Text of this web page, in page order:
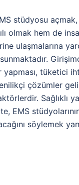
stüdyosu
olmak hem de
ulaşmalarına
tüketici
çözümler
Sağlıklı
EMS
söylemek